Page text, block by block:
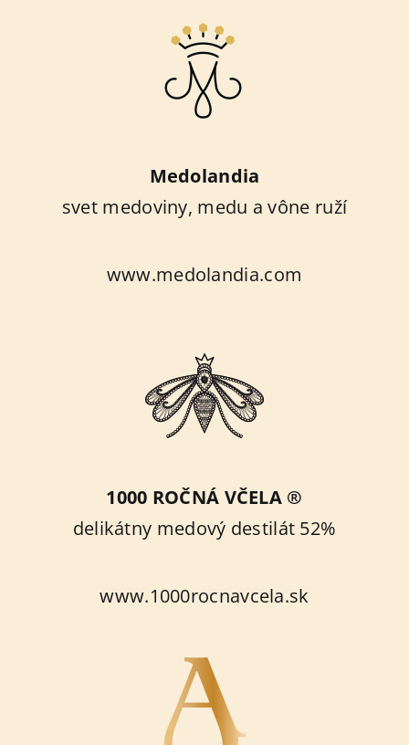
Medolandia
svet medoviny, medu a vône ruží
www.medolandia.com
1000 ROČNÁ VČELA ®
delikátny medový destilát 52%
www.1000rocnavcela.sk